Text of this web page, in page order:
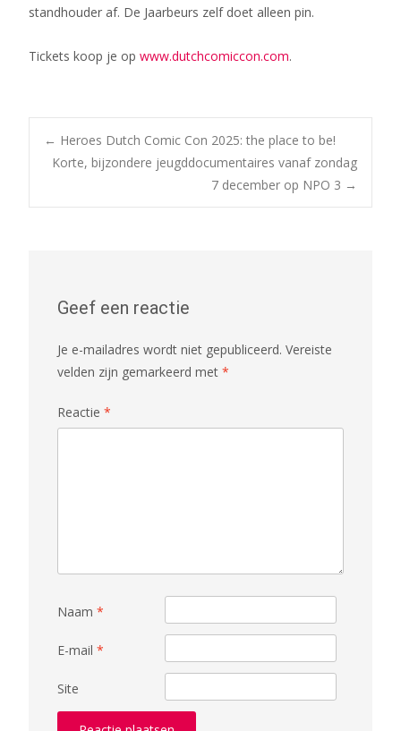
standhouder af. De Jaarbeurs zelf doet alleen pin.
Tickets koop je op www.dutchcomiccon.com.
Bericht
navigatie
← Heroes Dutch Comic Con 2025: the place to be!
Korte, bijzondere jeugddocumentaires vanaf zondag
7 december op NPO 3 →
Geef een reactie
Je e-mailadres wordt niet gepubliceerd. Vereiste
velden zijn gemarkeerd met *
Reactie *
Naam *
E-mail *
Site